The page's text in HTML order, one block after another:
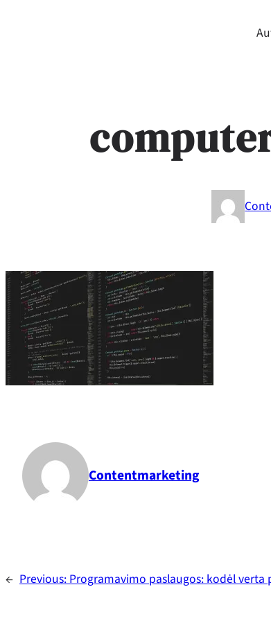
Contentmarketing
← Previous:Programavimo paslaugos: kodėl